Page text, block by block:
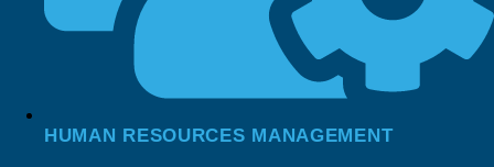
HUMAN RESOURCES MANAGEMENT